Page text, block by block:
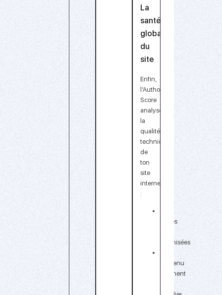
La
santé
globale
du
site
Enfin,
l’Authority
Score
analyse
la
qualité
technique
de
ton
site
internet
:
pages
optimisées
contenu
pertinent